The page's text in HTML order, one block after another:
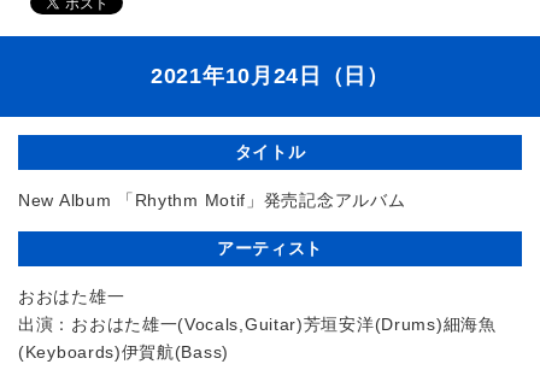
2021年10月24日（日）
タイトル
New Album 「Rhythm Motif」発売記念アルバム
アーティスト
おおはた雄一
出演：おおはた雄一(Vocals,Guitar)芳垣安洋(Drums)細海魚
(Keyboards)伊賀航(Bass)